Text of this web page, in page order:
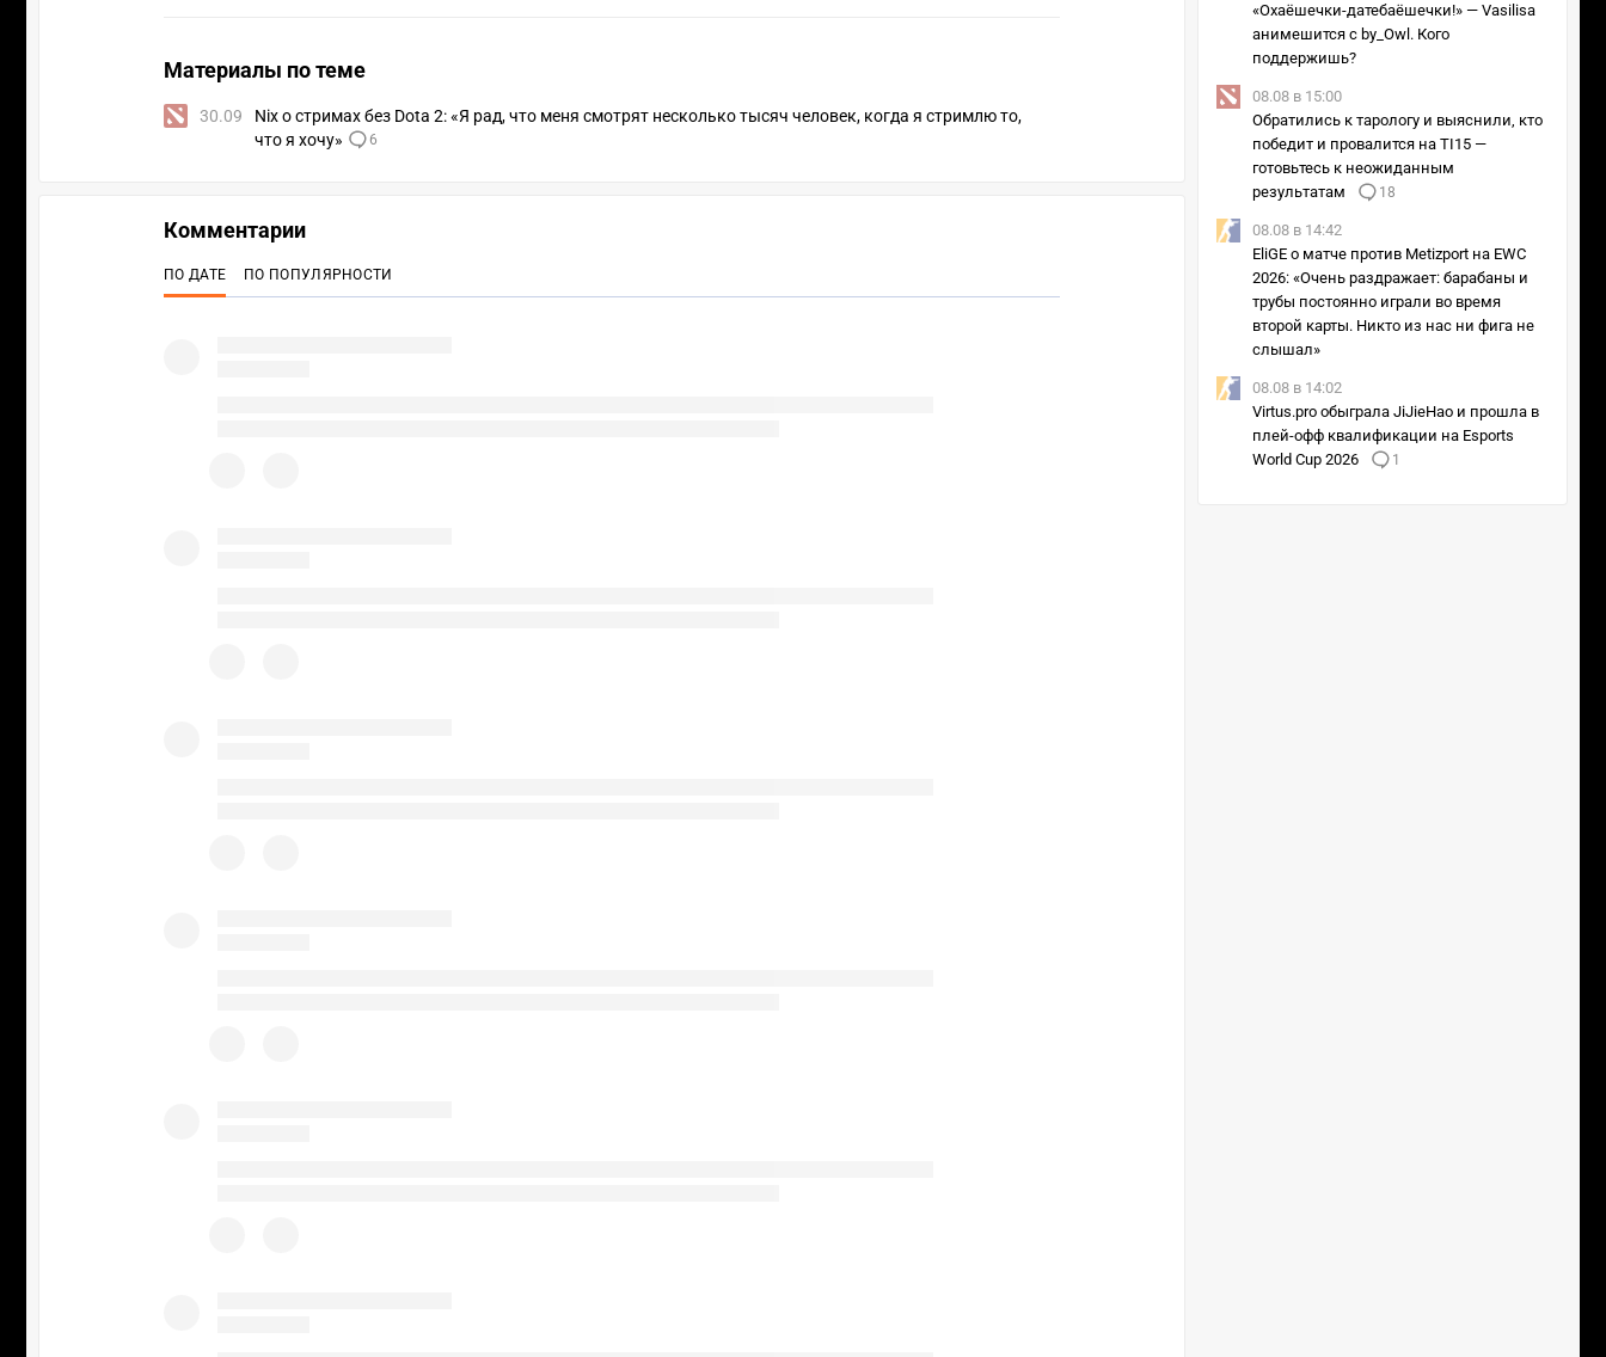
Материалы по теме
30.09
Nix о стримах без Dota 2: «Я рад, что меня смотрят несколько тысяч человек, когда я стримлю то,
что я хочу»
6
«Охаёшечки-датебаёшечки!» — Vasilisa
анимешится с by_Owl. Кого
поддержишь?
08.08 в 15:00
Обратились к тарологу и выяснили, кто
победит и провалится на TI15 —
готовьтесь к неожиданным
результатам
18
08.08 в 14:42
EliGE о матче против Metizport на EWC
2026: «Очень раздражает: барабаны и
трубы постоянно играли во время
второй карты. Никто из нас ни фига не
слышал»
08.08 в 14:02
Virtus.pro обыграла JiJieHao и прошла в
плей-офф квалификации на Esports
World Cup 2026
1
Комментарии
ПО ДАТЕ ПО ПОПУЛЯРНОСТИ